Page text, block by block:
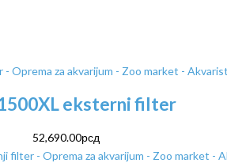
eksterni filter
52,690.00рсд